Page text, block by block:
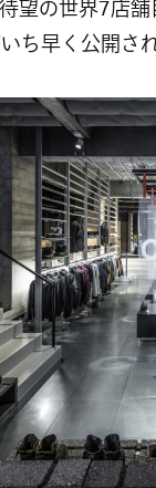
望の世界7店
ち早く公開さ